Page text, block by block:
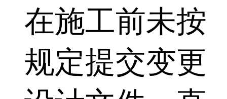
在施工前未按
规定提交变更